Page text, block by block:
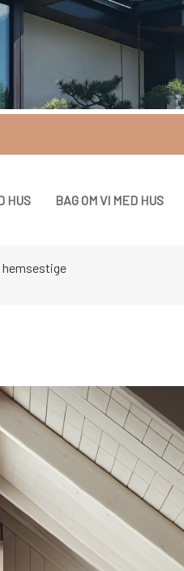
HUS BAG OM VI MED HUS
hemsestige